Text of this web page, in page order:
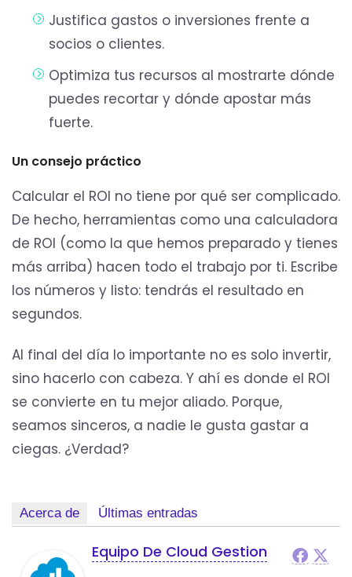
Justifica gastos o inversiones frente a
socios o clientes.
Optimiza tus recursos al mostrarte dónde
puedes recortar y dónde apostar más
fuerte.
Un consejo práctico
Calcular el ROI no tiene por qué ser complicado.
De hecho, herramientas como una calculadora
de ROI (como la que hemos preparado y tienes
más arriba) hacen todo el trabajo por ti. Escribe
los números y listo: tendrás el resultado en
segundos.
Al final del día lo importante no es solo invertir,
sino hacerlo con cabeza. Y ahí es donde el ROI
se convierte en tu mejor aliado. Porque,
seamos sinceros, a nadie le gusta gastar a
ciegas. ¿Verdad?
Acerca de Últimas entradas
Equipo De Cloud Gestion